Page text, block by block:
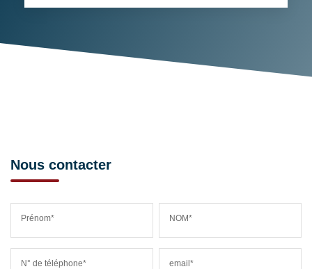
Nous contacter
Prénom* NOM*
N° de téléphone* email*